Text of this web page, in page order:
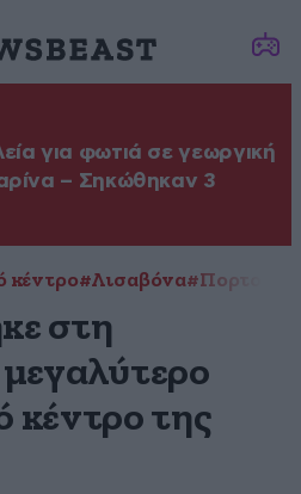
για φωτιά σε γεωργική
– Σηκώθηκαν 3
κέντρο#Λισαβόνα
στη
κέντρο της